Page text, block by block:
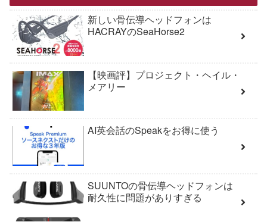
新しい骨伝導ヘッドフォンは
HACRAYのSeaHorse2
【映画評】プロジェクト・ヘイル・
メアリー
AI英会話のSpeakをお得に使う
SUUNTOの骨伝導ヘッドフォンは
耐久性に問題がありすぎる